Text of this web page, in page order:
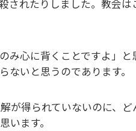
されたりしました。教会
み心に背くことですよ」
いと思うのであります。
が得られていないのに、
います。